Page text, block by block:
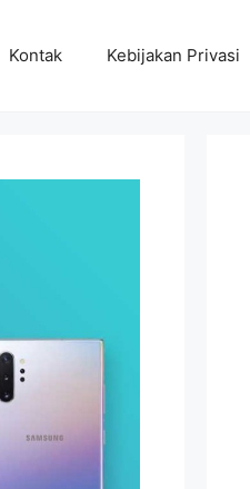
Kontak Kebijakan Privasi